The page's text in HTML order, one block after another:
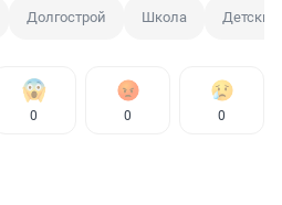
Долгострой Школа Детский
0 0 0